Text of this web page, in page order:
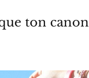
ton canon